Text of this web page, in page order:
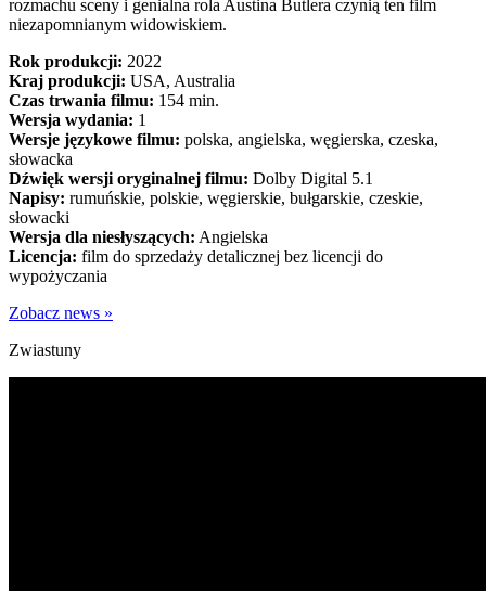
rozmachu sceny i genialna rola Austina Butlera czynią ten film
niezapomnianym widowiskiem.
Rok produkcji: 2022
Kraj produkcji: USA, Australia
Czas trwania filmu: 154 min.
Wersja wydania: 1
Wersje językowe filmu: polska, angielska, węgierska, czeska,
słowacka
Dźwięk wersji oryginalnej filmu: Dolby Digital 5.1
Napisy: rumuńskie, polskie, węgierskie, bułgarskie, czeskie,
słowacki
Wersja dla niesłyszących: Angielska
Licencja: film do sprzedaży detalicznej bez licencji do
wypożyczania
Zobacz news »
Zwiastuny